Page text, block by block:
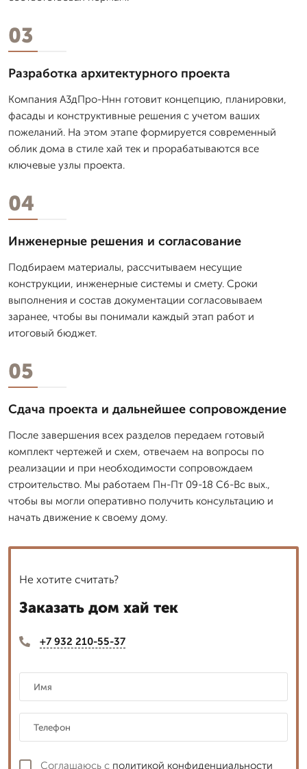
03
Разработка архитектурного проекта
Компания А3дПро-Ннн готовит концепцию, планировки,
фасады и конструктивные решения с учетом ваших
пожеланий. На этом этапе формируется современный
облик дома в стиле хай тек и прорабатываются все
ключевые узлы проекта.
04
Инженерные решения и согласование
Подбираем материалы, рассчитываем несущие
конструкции, инженерные системы и смету. Сроки
выполнения и состав документации согласовываем
заранее, чтобы вы понимали каждый этап работ и
итоговый бюджет.
05
Сдача проекта и дальнейшее сопровождение
После завершения всех разделов передаем готовый
комплект чертежей и схем, отвечаем на вопросы по
реализации и при необходимости сопровождаем
строительство. Мы работаем Пн-Пт 09-18 Сб-Вс вых.,
чтобы вы могли оперативно получить консультацию и
начать движение к своему дому.
Не хотите считать?
Заказать дом хай тек
+7 932 210-55-37
Соглашаюсь с политикой конфиденциальности